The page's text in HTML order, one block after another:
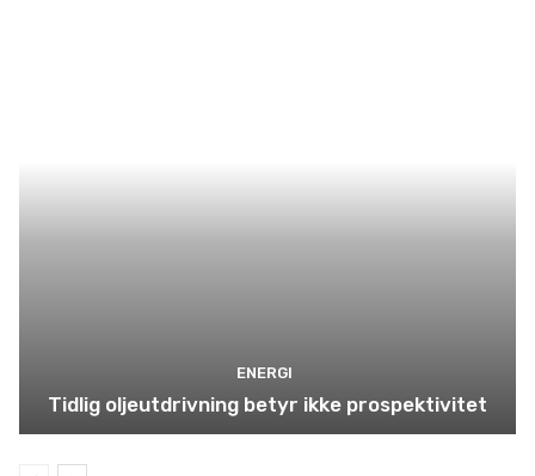
ENERGI
Tidlig oljeutdrivning betyr ikke prospektivitet